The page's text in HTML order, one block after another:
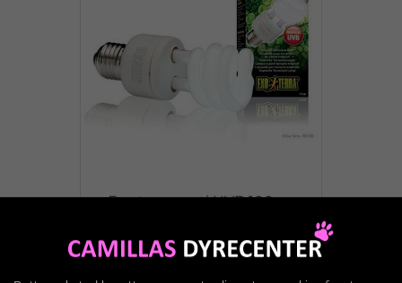
Exo terra repti UVB 100
289,95 kr.